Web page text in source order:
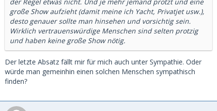
große Show aufzieht (damit meine ich Yacht, Privatjet usw.),
desto genauer sollte man hinsehen und vorsichtig sein.
Wirklich vertrauenswürdige Menschen sind selten protzig
und haben keine große Show nötig.
Der letzte Absatz fällt mir für mich auch unter Sympathie. Oder
würde man gemeinhin einen solchen Menschen sympathisch
finden?